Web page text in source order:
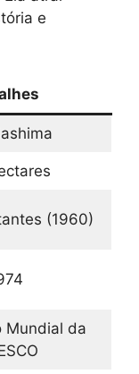
e
(1960)
Mundial da